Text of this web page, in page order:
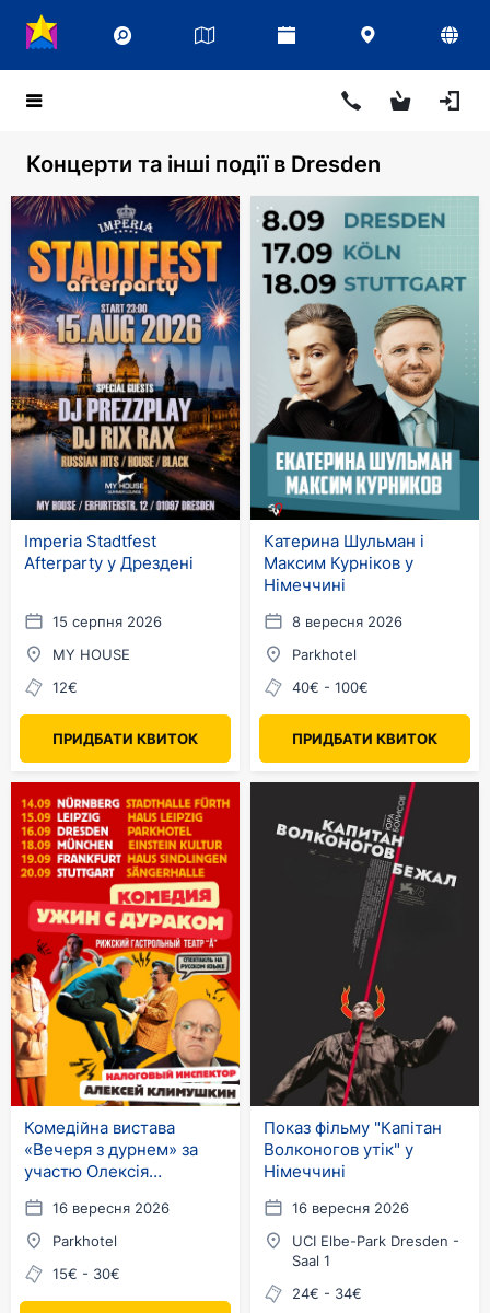
Концерти та інші події в Dresden
Imperia Stadtfest
Afterparty у Дрездені
15 серпня 2026
MY HOUSE
12€
ПРИДБАТИ КВИТОК
Катерина Шульман і
Максим Курніков у
Німеччині
8 вересня 2026
Parkhotel
40€ - 100€
ПРИДБАТИ КВИТОК
Комедійна вистава
«Вечеря з дурнем» за
участю Олексія
16 вересня 2026
Parkhotel
15€ - 30€
Показ фільму "Капітан
Волконогов утік" у
Німеччині
16 вересня 2026
UCI Elbe-Park Dresden -
Saal 1
24€ - 34€